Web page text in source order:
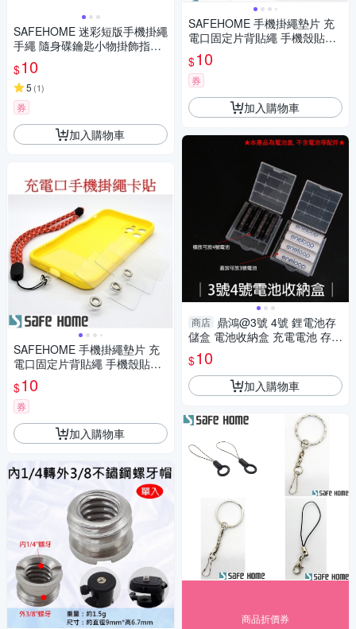
SAFEHOME 迷彩短版手機掛繩
手繩 隨身碟鑰匙小物掛飾指環
吊繩 11公分長 (恕不接受指定
顏色出貨) CPA045
$10
5 (1)
券
加入購物車
SAFEHOME 手機掛繩墊片 充
電口固定片背貼繩 手機殼貼片
夾 TPU防丟連接片掛鏈 僅0.3m
m 厚 CPA042
$10
券
加入購物車
SAFEHOME 手機掛繩墊片 充
電口固定片背貼繩 手機殼貼片
夾 PVC防丟連接片掛鏈 僅0.45
mm 厚 CPA043
$10
券
加入購物車
商店 鼎鴻@3號 4號 鋰電池存
儲盒 電池收納盒 充電電池 存放
盒 電池 通用型鋰電池盒 收納盒
儲存盒
$10
加入購物車
商品折價券